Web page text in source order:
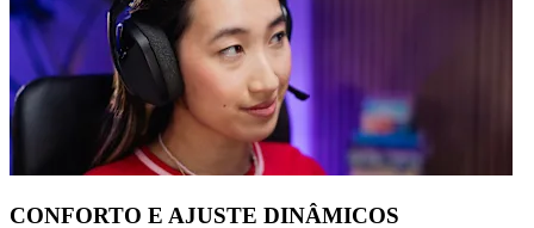
CONFORTO E AJUSTE DINÂMICOS